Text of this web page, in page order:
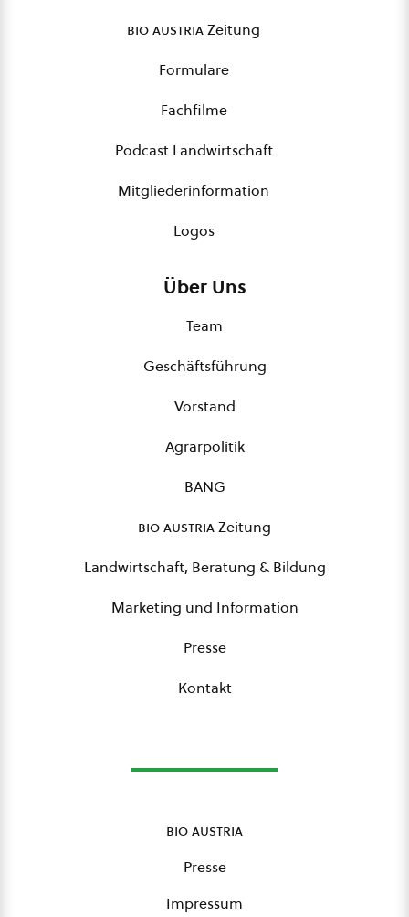
bio austriaZeitung
Formulare
Fachfilme
Podcast Landwirtschaft
Mitgliederinformation
Logos
Über Uns
Team
Geschäftsführung
Vorstand
Agrarpolitik
BANG
bio austriaZeitung
Landwirtschaft, Beratung & Bildung
Marketing und Information
Presse
Kontakt
bio austria
Presse
Impressum